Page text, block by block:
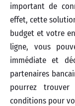
important de
effet, cette
budget et votre
ligne, vous
immédiate et
partenaires
pourrez
conditions pour